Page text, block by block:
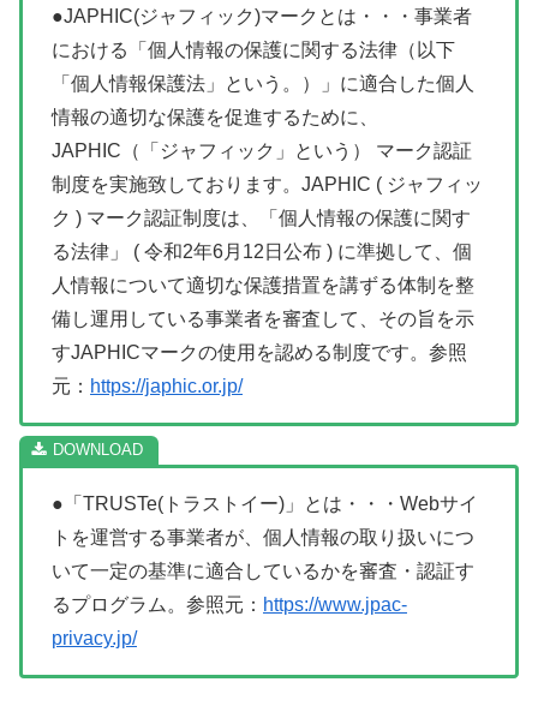
●JAPHIC(ジャフィック)マークとは・・・事業者
における「個人情報の保護に関する法律（以下
「個人情報保護法」という。）」に適合した個人
情報の適切な保護を促進するために、
JAPHIC（「ジャフィック」という） マーク認証
制度を実施致しております。JAPHIC ( ジャフィッ
ク ) マーク認証制度は、「個人情報の保護に関す
る法律」 ( 令和2年6月12日公布 ) に準拠して、個
人情報について適切な保護措置を講ずる体制を整
備し運用している事業者を審査して、その旨を示
すJAPHICマークの使用を認める制度です。参照
元： https://japhic.or.jp/
●「TRUSTe(トラストイー)」とは・・・Webサイ
トを運営する事業者が、個人情報の取り扱いにつ
いて一定の基準に適合しているかを審査・認証す
るプログラム。参照元： https://www.jpac-
privacy.jp/